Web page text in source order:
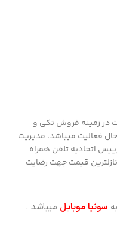
سابقه فعالیت در زمینه فروش تکی و
فعالیت میباشد. مدیریت
اتحادیه تلفن همراه
قیمت جهت رضایت
سونیا موبایل میباشد .